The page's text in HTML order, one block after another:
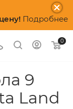
Подробнее
0
9
Land